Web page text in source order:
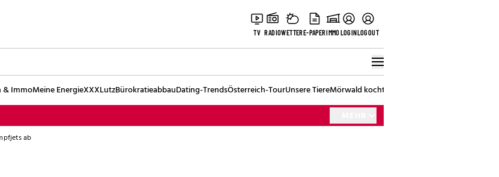
TV RADIOWETTERE-PAPERIMMOLOGINLOGOUT
& ImmoMeine EnergieXXXLutzBürokratieabbauDating-TrendsÖsterreich-TourUnsere TiereMörwald kocht
ab